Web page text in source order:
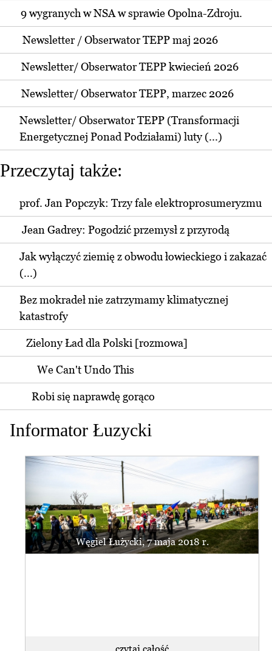
9 wygranych w NSA w sprawie Opolna-Zdroju.
Newsletter / Obserwator TEPP maj 2026
Newsletter/ Obserwator TEPP kwiecień 2026
Newsletter/ Obserwator TEPP, marzec 2026
Newsletter/ Obserwator TEPP (Transformacji
Energetycznej Ponad Podziałami) luty (...)
Przeczytaj także:
prof. Jan Popczyk: Trzy fale elektroprosumeryzmu
Jean Gadrey: Pogodzić przemysł z przyrodą
Jak wyłączyć ziemię z obwodu łowieckiego i zakazać
(...)
Bez mokradeł nie zatrzymamy klimatycznej
katastrofy
Zielony Ład dla Polski [rozmowa]
We Can't Undo This
Robi się naprawdę gorąco
Informator Łuzycki
Węgiel Łużycki, 7 maja 2018 r.
czytaj całość